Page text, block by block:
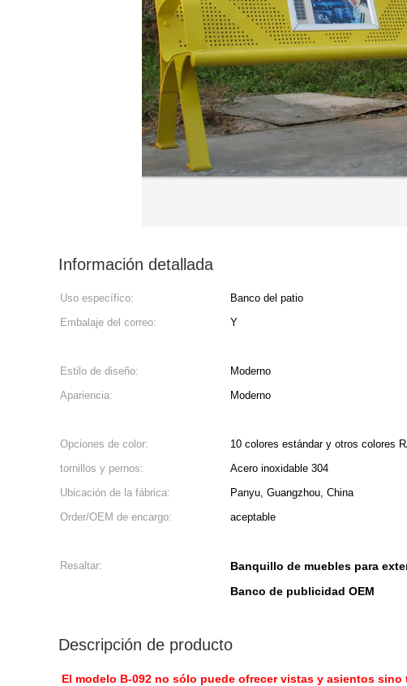
Información detallada
Uso específico: Banco del patio
Embalaje del correo:
Y
Estilo de diseño:
Moderno
Apariencia:
Moderno
Opciones de color:
10 colores estándar y otros colores
tornillos y pernos:
Acero inoxidable 304
Ubicación de la fábrica:
Panyu, Guangzhou, China
Order/OEM de encargo:
aceptable
Resaltar:
Banquillo de muebles para
Banco de publicidad OEM
Descripción de producto
El modelo B-092 no sólo puede ofrecer vistas y asientos